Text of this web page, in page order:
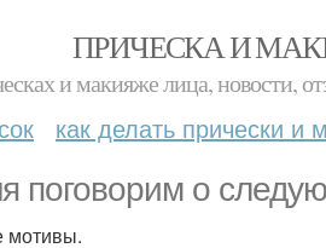
ПРИЧЕСКА И
и макияже лица, новости,
как делать прически и
поговорим о
мотивы.